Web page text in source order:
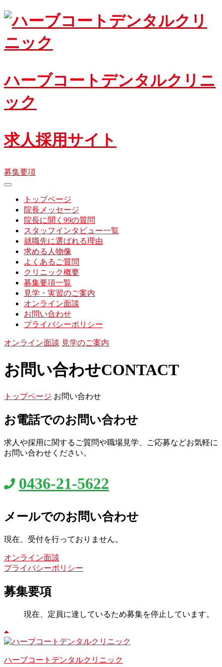
Skip
ハーブコートデンタルクリニ
ック
求人採用サイト
募集要項
toggle
navigationトップページ
院長メッセージ
院長に聞く99の質問
スタッフインタビュー一覧
就職先に選ばれる理由
求める人物像
よくあるご質問
クリニック概要
募集要項一覧
見学・実習のご案内
オンライン面談
お問い合わせ
プライバシーポリシー
オンライン面談 見学のご案内
お問い合わせCONTACT
トップページ お問い合わせ
お電話でのお問い合わせ
求人や採用に関するご質問や職場見学、ご応募などお気軽に
お問い合わせください。
0436-21-5622
メールでのお問い合わせ
現在、受付を行っておりません。
オンライン面談
プライバシーポリシー
募集要項
現在、定員に達しているため募集を停止 しています。
ハーブコートデンタルクリニック